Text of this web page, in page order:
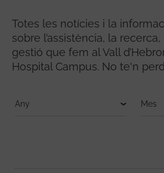
Totes les notícies i la
sobre l’assistència, la
gestió que fem al Vall
Hospital Campus. No te'n